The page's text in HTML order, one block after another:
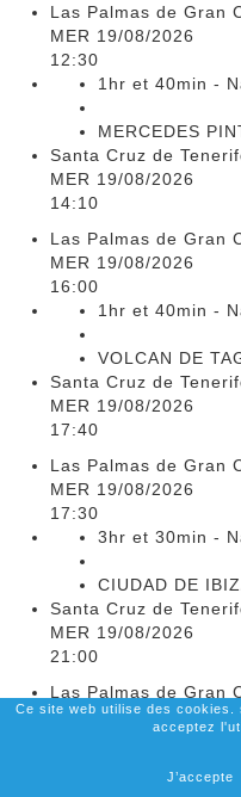
Las Palmas de Gran
MER 19/08/2026
12:30
1hr et 40min -
MERCEDES
Santa Cruz de
MER 19/08/2026
14:10
Las Palmas de Gran
MER 19/08/2026
16:00
1hr et 40min -
VOLCAN DE
Santa Cruz de
MER 19/08/2026
17:40
Las Palmas de Gran
MER 19/08/2026
17:30
3hr et 30min -
CIUDAD DE
Santa Cruz de
MER 19/08/2026
21:00
Las Palmas de Gran
MER 19/08/2026
Ce site web utilise des
acceptez
J’accepte